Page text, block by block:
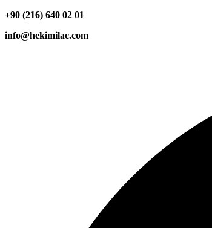
+90 (216) 640 02 01
info@hekimilac.com